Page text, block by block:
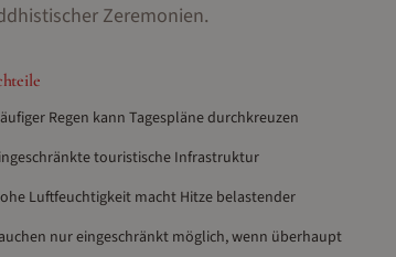
Zeremonien.
Regen kann Tagespläne durchkreuzen
touristische Infrastruktur
Luftfeuchtigkeit macht Hitze belastender
nur eingeschränkt möglich, wenn überhaupt